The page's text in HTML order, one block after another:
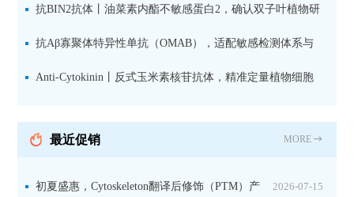
设计方案
抗BIN2抗体丨油菜素内酯不敏感蛋白2，确认双子叶植物研
究数据特异性
抗Aβ寡聚体特异性单抗（OMAB），适配敏感检测体系与
活细胞实验
Anti-Cytokinin丨反式玉米素核苷抗体，精准定量植物细胞
最近促销 MORE
2026-07-15
初夏盛惠，Cytoskeleton翻译后修饰（PTM）产